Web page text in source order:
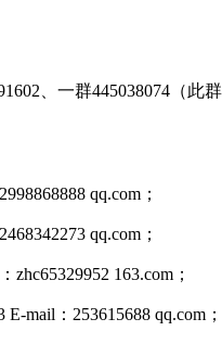
、一群445038074（
qq.com；
qq.com；
163.com；
mail：253615688 qq.com；